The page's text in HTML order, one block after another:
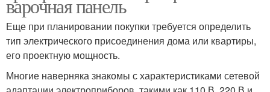
варочная панель
Еще при планировании покупки требуется определить
тип электрического присоединения дома или квартиры,
его проектную мощность.
Многие наверняка знакомы с характеристиками сетевой